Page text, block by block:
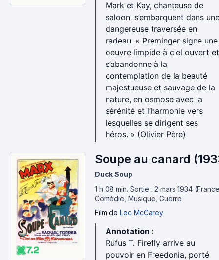
Mark et Kay, chanteuse de
saloon, s’embarquent dans une
dangereuse traversée en
radeau. « Preminger signe une
oeuvre limpide à ciel ouvert et
s’abandonne à la
contemplation de la beauté
majestueuse et sauvage de la
nature, en osmose avec la
sérénité et l’harmonie vers
lesquelles se dirigent ses
héros. » (Olivier Père)
7.2
Soupe au canard
Duck Soup
1 h 08 min. Sortie : 2 mars 1934
Comédie, Musique, Guerre
Film de Leo McCarey
Annotation :
Rufus T. Firefly arrive au
pouvoir en Freedonia, porté